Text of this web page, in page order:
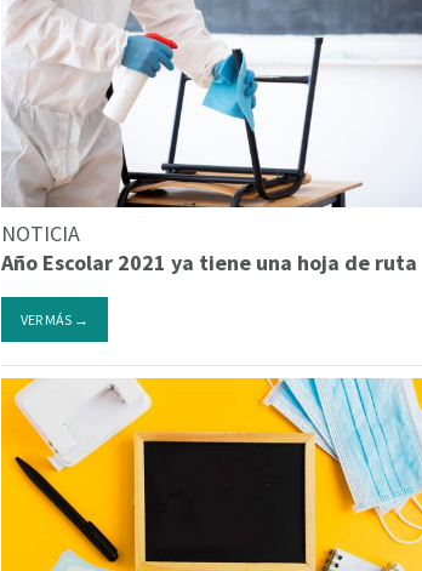
NOTICIA
Año Escolar 2021 ya tiene una hoja de ruta
VER MÁS →